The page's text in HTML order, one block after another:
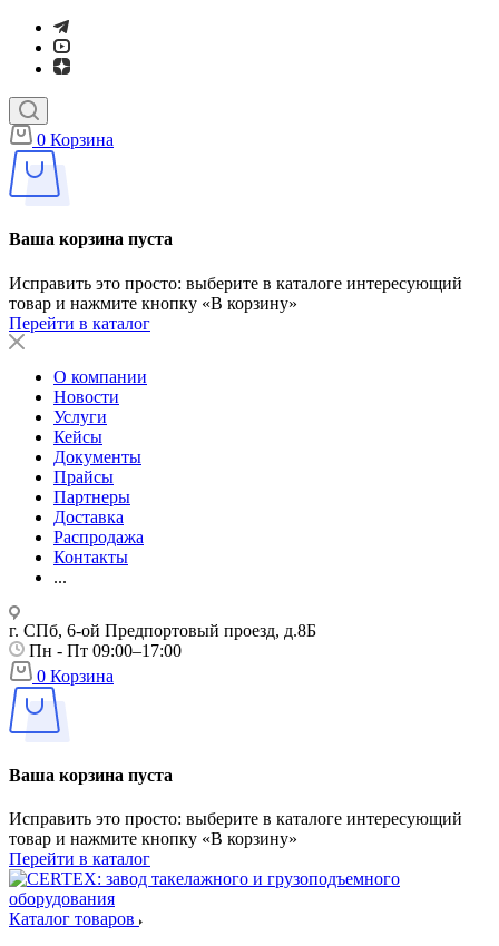
0 Корзина
Ваша корзина пуста
Исправить это просто: выберите в каталоге интересующий
товар и нажмите кнопку «В корзину»
Перейти в каталог
О компании
Новости
Услуги
Кейсы
Документы
Прайсы
Партнеры
Доставка
Распродажа
Контакты
...
г. СПб, 6-ой Предпортовый проезд, д.8Б
Пн - Пт 09:00–17:00
0 Корзина
Ваша корзина пуста
Исправить это просто: выберите в каталоге интересующий
товар и нажмите кнопку «В корзину»
Перейти в каталог
Каталог товаров